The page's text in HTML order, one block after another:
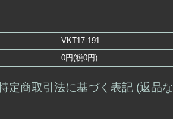
VKT17-191
0円(税0円)
定商取引法に基づく表記 (返品